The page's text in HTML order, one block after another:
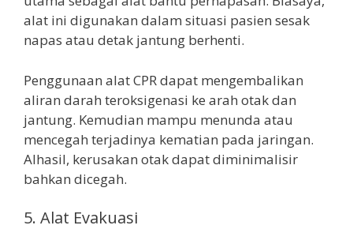
alat ini digunakan dalam situasi pasien sesak
napas atau detak jantung berhenti.
Penggunaan alat CPR dapat mengembalikan
aliran darah teroksigenasi ke arah otak dan
jantung. Kemudian mampu menunda atau
mencegah terjadinya kematian pada jaringan.
Alhasil, kerusakan otak dapat diminimalisir
bahkan dicegah.
5. Alat Evakuasi